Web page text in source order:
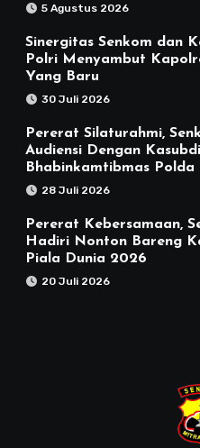
5 Agustus 2026
Sinergitas Senkom dan
Polri Menyambut
Yang Baru
30 Juli 2026
Pererat Silaturahmi,
Audiensi Dengan
Bhabinkamtibmas Polda
28 Juli 2026
Pererat Kebersamaan,
Hadiri Nonton Bareng
Piala Dunia 2026
20 Juli 2026